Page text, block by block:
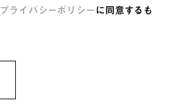
プライバシーポリシーに同意するも